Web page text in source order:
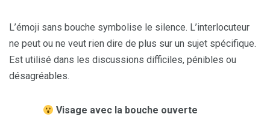
L’émoji sans bouche symbolise le silence. L’interlocuteur
ne peut ou ne veut rien dire de plus sur un sujet spécifique.
Est utilisé dans les discussions difficiles, pénibles ou
désagréables.
Visage avec la bouche ouverte